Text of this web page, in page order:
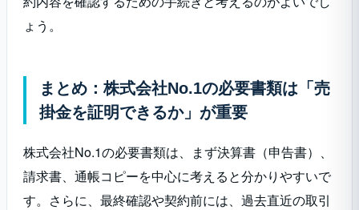
ょう。
まとめ：株式会社No.1の必要書類は「売
掛金を証明できるか」が重要
株式会社No.1の必要書類は、まず決算書（申告書）、
請求書、通帳コピーを中心に考えると分かりやすいで
す。さらに、最終確認や契約前には、過去直近の取引